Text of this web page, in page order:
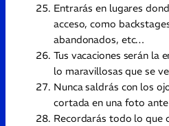
Entrarás en lugares
acceso, como
abandonados, etc…
Tus vacaciones serán la
lo maravillosas que se
Nunca saldrás con los
cortada en una foto
Recordarás todo lo que